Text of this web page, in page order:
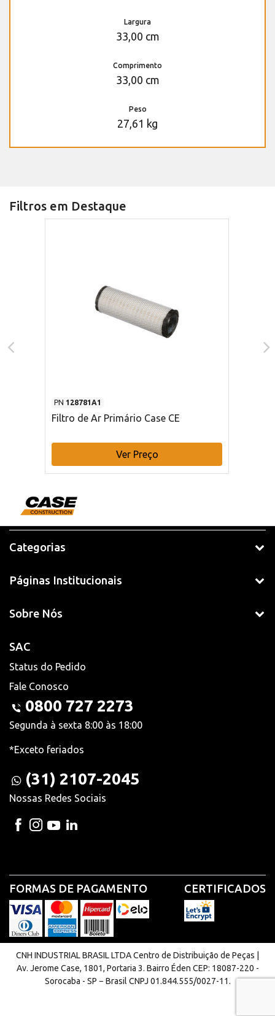
Largura
33,00 cm
Comprimento
33,00 cm
Peso
27,61 kg
Filtros em Destaque
PN 128781A1
Filtro de Ar Primário Case CE
Ver Preço
Categorias
Páginas Institucionais
Sobre Nós
SAC
Status do Pedido
Fale Conosco
0800 727 2273
Segunda à sexta 8:00 às 18:00
*Exceto feriados
(31) 2107-2045
Nossas Redes Sociais
FORMAS DE PAGAMENTO CERTIFICADOS
CNH INDUSTRIAL BRASIL LTDA Centro de Distribuição de Peças |
Av. Jerome Case, 1801, Portaria 3. Bairro Éden CEP: 18087-220 -
Sorocaba - SP − Brasil CNPJ 01.844.555/0027-11.